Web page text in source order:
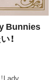
Bunnies
！